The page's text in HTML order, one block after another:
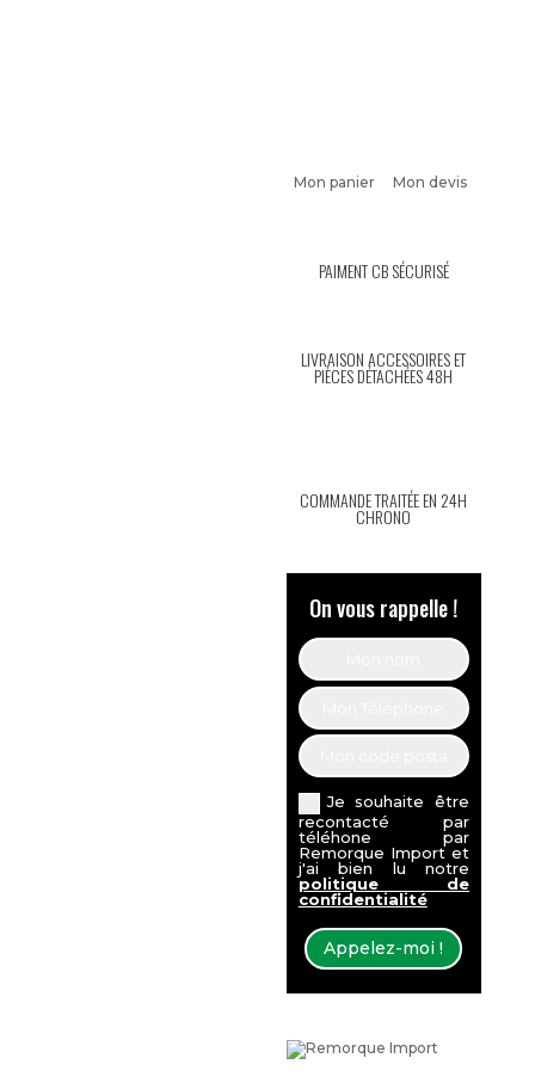
Mon panier Mon devis
PAIMENT CB SÉCURISÉ
LIVRAISON ACCESSOIRES ET
PIÈCES DÉTACHÉES 48H
COMMANDE TRAITÉE EN 24H
CHRONO
On vous rappelle !
Je souhaite être
recontacté par
téléhone par
Remorque Import et
j'ai bien lu notre
politique de
confidentialité
Appelez-moi !